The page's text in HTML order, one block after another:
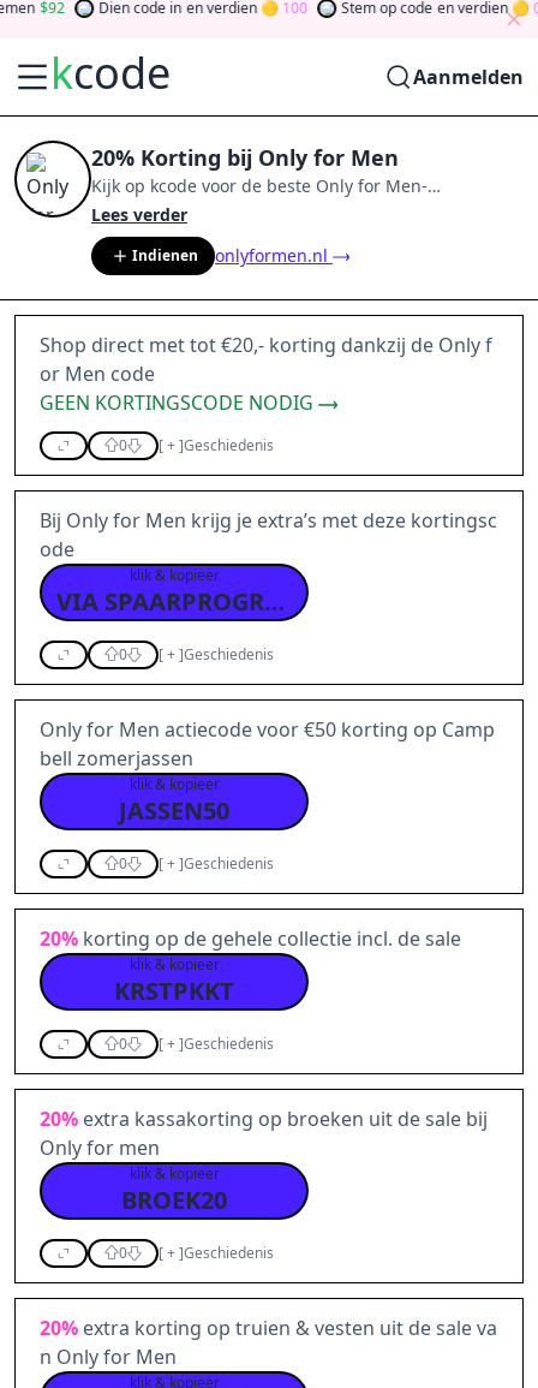
92 Dien code in en verdien 100 Stem op code en verdien 0
kcode Aanmelden
20% Korting bij Only for Men
Kijk op kcode voor de beste Only for Men-
aanbiedingen van
community en verdien tokens door bij te dragen via
stemmen, testen, delen en meer.
Glücksklee und gewinnen Sie Geld
Lees verder
Indienen onlyformen.nl
Shop direct met tot €20,- korting dankzij de Only f
or Men code
GEEN KORTINGSCODE NODIG
0 [+]Geschiedenis
Bij Only for Men krijg je extra’s met deze kortingsc
ode
klik & kopieer
VIA SPAARPROGRAMMA
0 [+]Geschiedenis
Only for Men actiecode voor €50 korting op Camp
bell zomerjassen
klik & kopieer
JASSEN50
0 [+]Geschiedenis
20% korting op de gehele collectie incl. de sale
klik & kopieer
KRSTPKKT
0 [+]Geschiedenis
20% extra kassakorting op broeken uit de sale bij
Only for men
klik & kopieer
BROEK20
0 [+]Geschiedenis
20% extra korting op truien & vesten uit de sale va
n Only for Men
klik & kopieer